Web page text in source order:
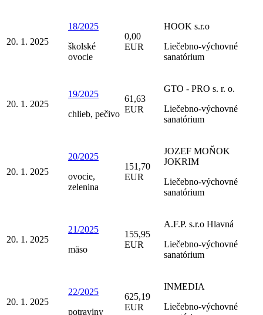
20. 1. 2025
18/2025
školské
ovocie
0,00
EUR
HOOK s.r.o
Liečebno-výchovné
sanatórium
20. 1. 2025
19/2025
chlieb, pečivo
61,63
EUR
GTO - PRO s. r. o.
Liečebno-výchovné
sanatórium
20. 1. 2025
20/2025
ovocie,
zelenina
151,70
EUR
JOZEF MOŇOK
JOKRIM
Liečebno-výchovné
sanatórium
20. 1. 2025
21/2025
mäso
155,95
EUR
A.F.P. s.r.o Hlavná
Liečebno-výchovné
sanatórium
20. 1. 2025
22/2025
potraviny
625,19
EUR
INMEDIA
Liečebno-výchovné